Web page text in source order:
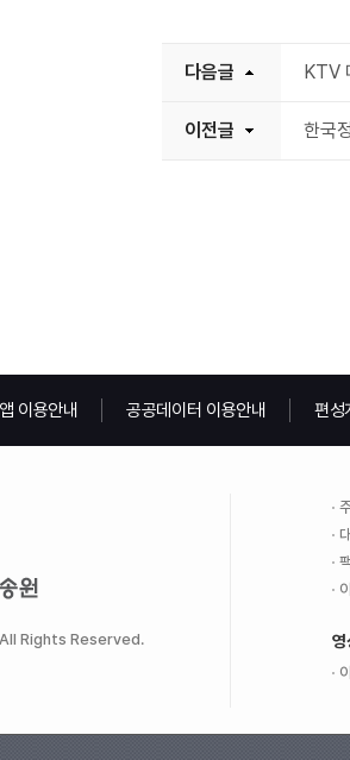
다음글 KTV
이전글 한국
이용안내 공공데이터 이용안내 편성
Rights Reserved. 영